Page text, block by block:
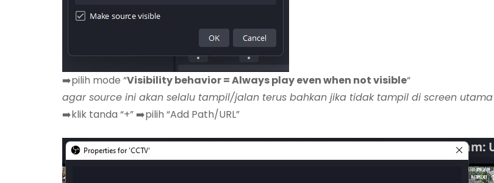
➡️pilih mode “Visibility behavior = Always play even when not visible“
agar source ini akan selalu tampil/jalan terus bahkan jika tidak tampil di screen utama
➡️klik tanda “+” ➡️pilih “Add Path/URL”